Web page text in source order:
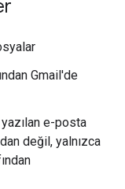
Gmail'de
e-posta
değil, yalnızca